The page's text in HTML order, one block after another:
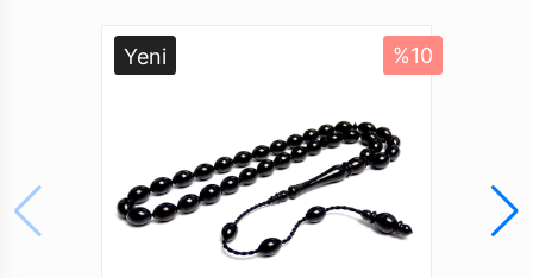
Tesbihi Çekme Özelliği
Tekli ve Çiftli Çekime
Dayanıklı Tesbih Kutusu
Ürün Açıklaması
* Oltu Taşı Yöremiz Erzurum Oltu İlçesinin kuzey
doğusunda, Yer altından sadece el emeği ile bin bir
Yeni %10